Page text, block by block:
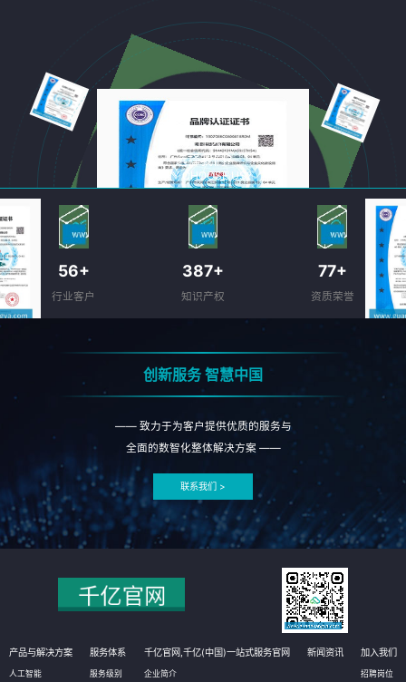
为什么
选择我们?
WHY CHOOSE US?
58+
行业客户
389+
知识产权
78+
资质荣誉
创新服务 智慧中国
—— 致力于为客户提供优质的服务与
全面的数智化整体解决方案 ——
联系我们 >
产品与解决方案
人工智能
服务体系
服务级别
千亿官网,千亿(中国)一站式服务官网
企业简介
新闻资讯 加入我们
招聘岗位